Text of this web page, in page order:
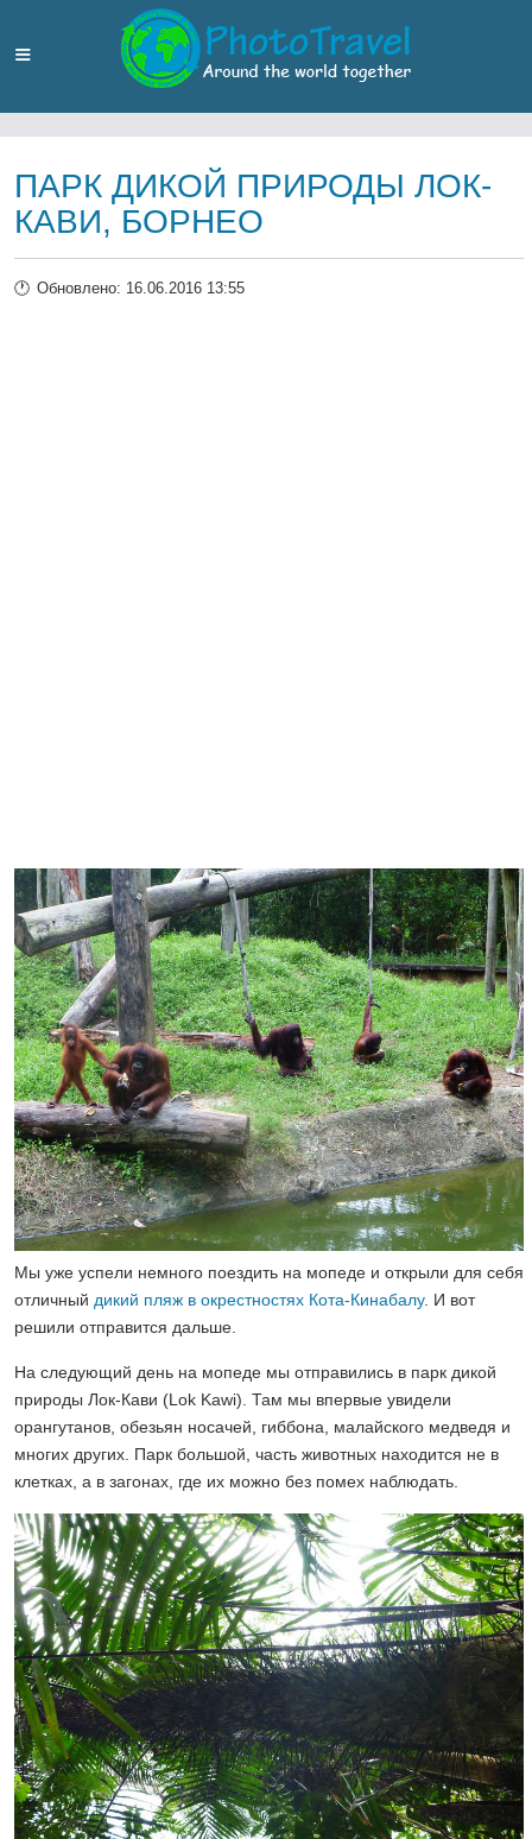
ПАРК ДИКОЙ ПРИРОДЫ ЛОК-
КАВИ, БОРНЕО
Обновлено: 16.06.2016 13:55
Мы уже успели немного поездить на мопеде и открыли для себя
отличный дикий пляж в окрестностях Кота-Кинабалу. И вот
решили отправится дальше.
На следующий день на мопеде мы отправились в парк дикой
природы Лок-Кави (Lok Kawi). Там мы впервые увидели
орангутанов, обезьян носачей, гиббона, малайского медведя и
многих других. Парк большой, часть животных находится не в
клетках, а в загонах, где их можно без помех наблюдать.